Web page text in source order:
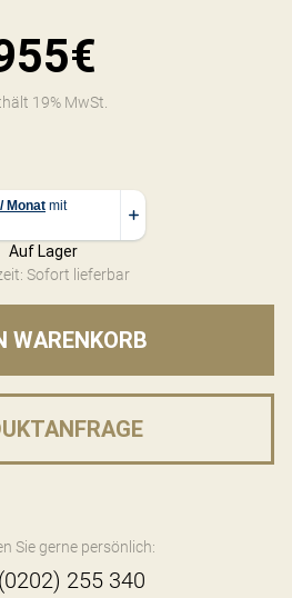
19% MwSt.
Auf Lager
Sofort lieferbar
WARENKORB
Sie gerne persönlich:
(0202) 255 340